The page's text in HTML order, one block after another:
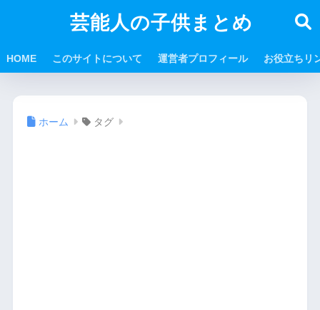
芸能人の子供まとめ
HOME このサイトについて 運営者プロフィール お役立ちリ
ホーム タグ